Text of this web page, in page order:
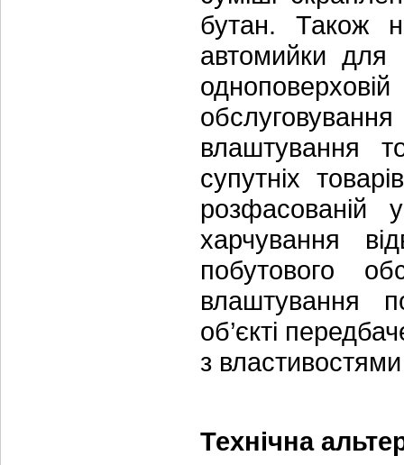
бутан. Також
автомийки для
влаштування
супутніх
харчування
побутового
влаштування
об’єкті
з
Технічна